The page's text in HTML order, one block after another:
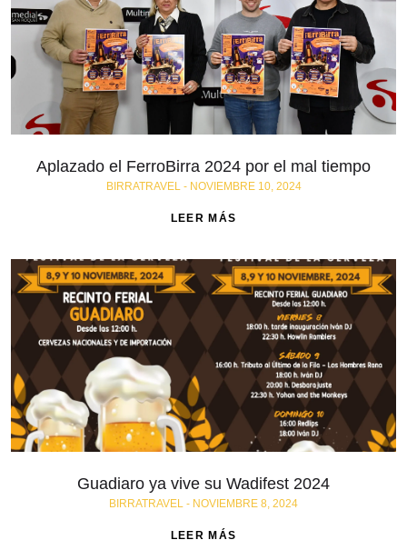
Aplazado el FerroBirra 2024 por el mal tiempo
BIRRATRAVEL NOVIEMBRE 10, 2024
LEER MÁS
Guadiaro ya vive su Wadifest 2024
BIRRATRAVEL NOVIEMBRE 8, 2024
LEER MÁS